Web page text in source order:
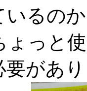
いるの
ょっと
があ